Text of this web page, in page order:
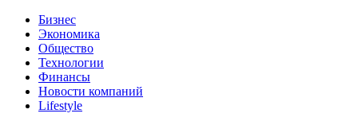
Бизнес
Экономика
Общество
Технологии
Финансы
Новости компаний
Lifestyle